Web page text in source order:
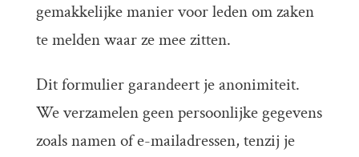
gemakkelijke manier voor leden om zaken
te melden waar ze mee zitten.
Dit formulier garandeert je anonimiteit.
We verzamelen geen persoonlijke gegevens
zoals namen of e-mailadressen, tenzij je